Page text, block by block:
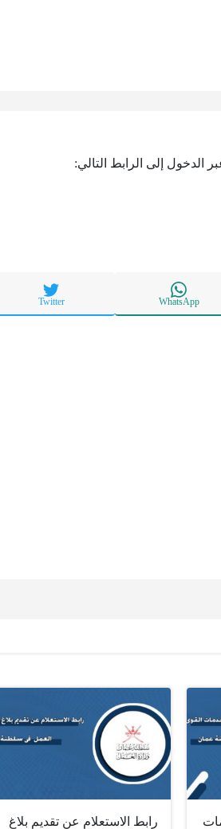
الدخول إلى الرابط التالي:
WhatsApp
Twitter
رابط الاستعلام عن تقديم بلاغ